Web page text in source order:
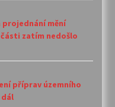
projednání mění
zatím nedošlo
příprav územního